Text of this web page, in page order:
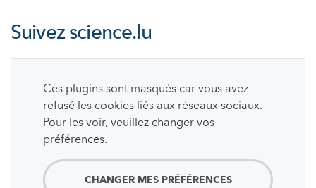
Suivezscience.lu
Ces plugins sont masqués car vous avez
refusé les cookies liés aux réseaux sociaux.
Pour les voir, veuillez changer vos
préférences.
CHANGER MES PRÉFÉRENCES